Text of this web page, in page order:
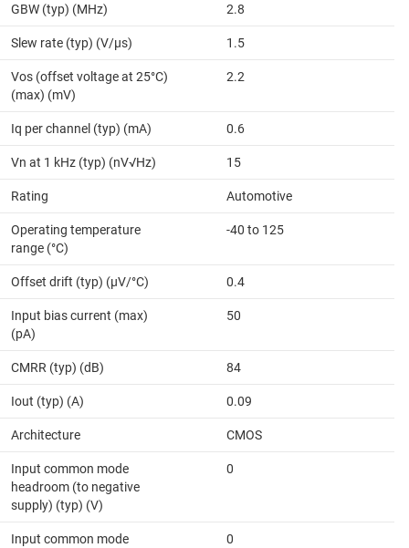
GBW (typ) (MHz) 2.8
Slew rate (typ) (V/µs) 1.5
Vos (offset voltage at 25°C)
(max) (mV)
2.2
Iq per channel (typ) (mA) 0.6
Vn at 1 kHz (typ) (nV√Hz) 15
Rating Automotive
Operating temperature
range (°C)
-40 to 125
Offset drift (typ) (µV/°C) 0.4
Input bias current (max)
(pA)
50
CMRR (typ) (dB) 84
Iout (typ) (A) 0.09
Architecture CMOS
Input common mode
headroom (to negative
supply) (typ) (V)
0
Input common mode
0